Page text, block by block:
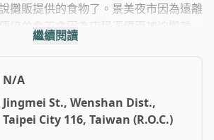
攤販提供的食物了。景美夜市因為遠離
統美食不會因為店租漲價而被迫搬離，
抗議而需要妥協，這些攤販在此聚集了
雞、阿昌麵線等都是排隊美味小吃，少
讓逛夜市享受美食更輕鬆自在些。雖然
於年輕人來說，就少了購物的樂趣，畢
繼續閱讀
N/A
Jingmei St., Wenshan Dist.,
Taipei City 116, Taiwan (R.O.C.)